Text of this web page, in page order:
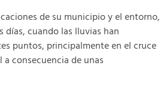
de su municipio y el entorno,
días, cuando las lluvias han
puntos, principalmente en el cruce
consecuencia de unas